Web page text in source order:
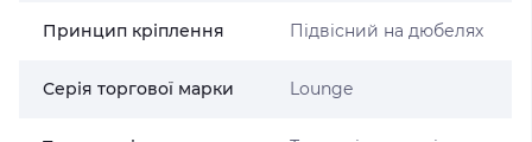
Принцип кріплення Підвісний на дюбелях
Серія торгової марки Lounge